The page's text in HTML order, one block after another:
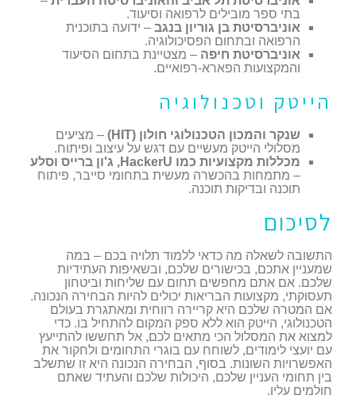
בתי ספר מובילים לרפואה וסיעוד.
אוניברסיטת בן גוריון בנגב – ידועה בתוכנית
הרפואה ובתחום הפסיכולוגיה.
אוניברסיטת חיפה – מצטיינת בתחום הסיעוד
והמקצועות הפארא-רפואיים.
הייטק וטכנולוגיה
שנקר והמכון הטכנולוגי חולון (HIT)
– מציעים
מסלולי הייטק מעשיים עם דגש על עיצוב ופיתוח.
מכללות מקצועיות כמו HackerU, ג'ון ברייס וסלע
– מתמחות בהכשרה מעשית בתחומי סייבר, פיתוח
תוכנה ובדיקות תוכנה.
לסיכום
התשובה לשאלה מה כדאי ללמוד תלויה בכם – במה
שמעניין אתכם, בכישורים שלכם, ובשאיפות העתידיות
שלכם. אם אתם מחפשים תחום עם שליחות וביטחון
תעסוקתי, מקצועות הבריאות יכולים להיות הבחירה הנכונה.
אם המטרה שלכם היא קריירה רווחית ומאתגרת בעולם
הטכנולוגי, הייטק הוא ללא ספק המקום להתחיל בו. כדי
למצוא את המסלול הכי מתאים לכם, אל תחששו להתייעץ
עם יועצי לימודים, לשוחח עם בוגרי התחומים ולחקור את
האפשרויות השונות. בסוף, הבחירה הנכונה היא זו שתשלב
בין תחומי העניין שלכם, היכולות שלכם והעתיד שאתם
חולמים עליו.